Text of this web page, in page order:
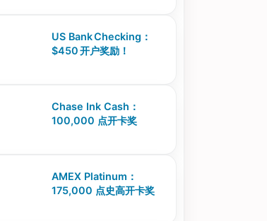
US Bank Checking：
$450 开户奖励！
Chase Ink Cash：
100,000 点开卡奖
AMEX Platinum：
175,000 点史高开卡奖